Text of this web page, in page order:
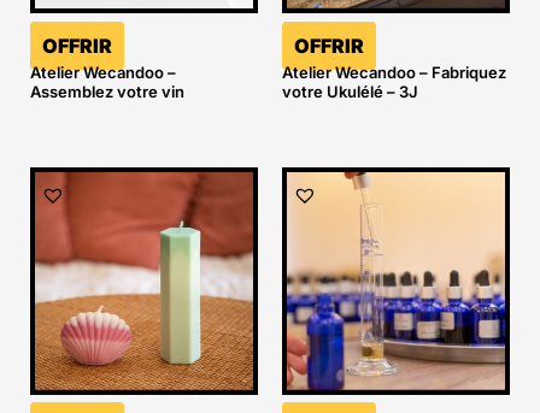
OFFRIR
Atelier Wecandoo –
Assemblez votre vin
OFFRIR
Atelier Wecandoo – Fabriquez
votre Ukulélé – 3J